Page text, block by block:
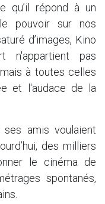
qu’il répond à un
pouvoir sur nos
d’images, Kino
n'appartient pas
à toutes celles
et l'audace de la
ses amis voulaient
des milliers
le cinéma de
spontanés,